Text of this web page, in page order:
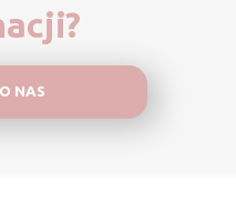
NAS